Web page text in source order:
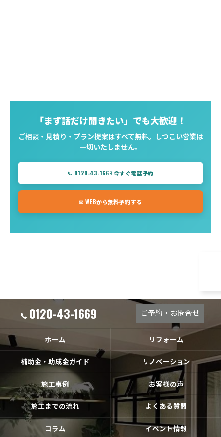
「まず話だけ聞きたい」でも大歓迎！
ご相談・見積り・プラン提案はすべて無料。しつこい営業は
一切いたしません。
📞 0120-43-1669 今すぐ電話予約
✉ WEBから無料予約する
0120-43-1669 ご予約・お問合せ
ホーム リフォーム
補助金・助成金ガイド リノベーション
施工事例 お客様の声
施工までの流れ よくある質問
コラム イベント情報